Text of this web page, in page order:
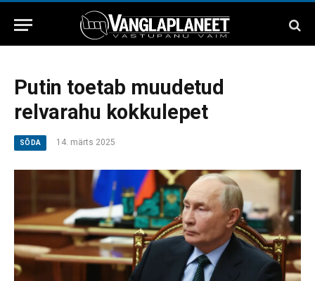
Putin toetab muudetud
relvarahu kokkulepet
SÕDA 14. märts 2025